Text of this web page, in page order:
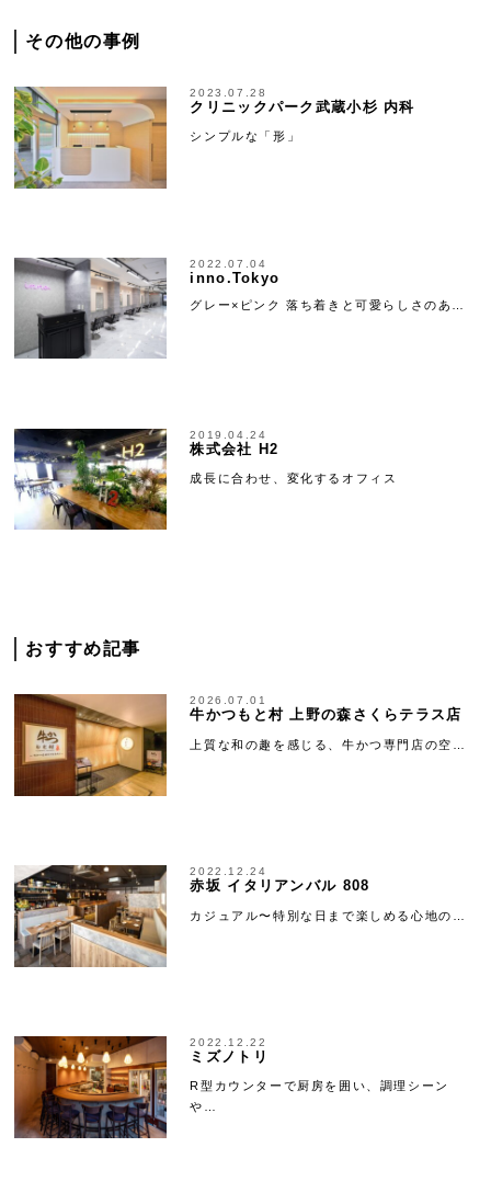
その他の事例
2023.07.28
クリニックパーク武蔵小杉 内科
シンプルな「形」
2022.07.04
inno.Tokyo
グレー×ピンク 落ち着きと可愛らしさのあ…
2019.04.24
株式会社 H2
成長に合わせ、変化するオフィス
おすすめ記事
2026.07.01
牛かつもと村 上野の森さくらテラス店
上質な和の趣を感じる、牛かつ専門店の空…
2022.12.24
赤坂 イタリアンバル 808
カジュアル〜特別な日まで楽しめる心地の…
2022.12.22
ミズノトリ
R型カウンターで厨房を囲い、調理シーン
や…